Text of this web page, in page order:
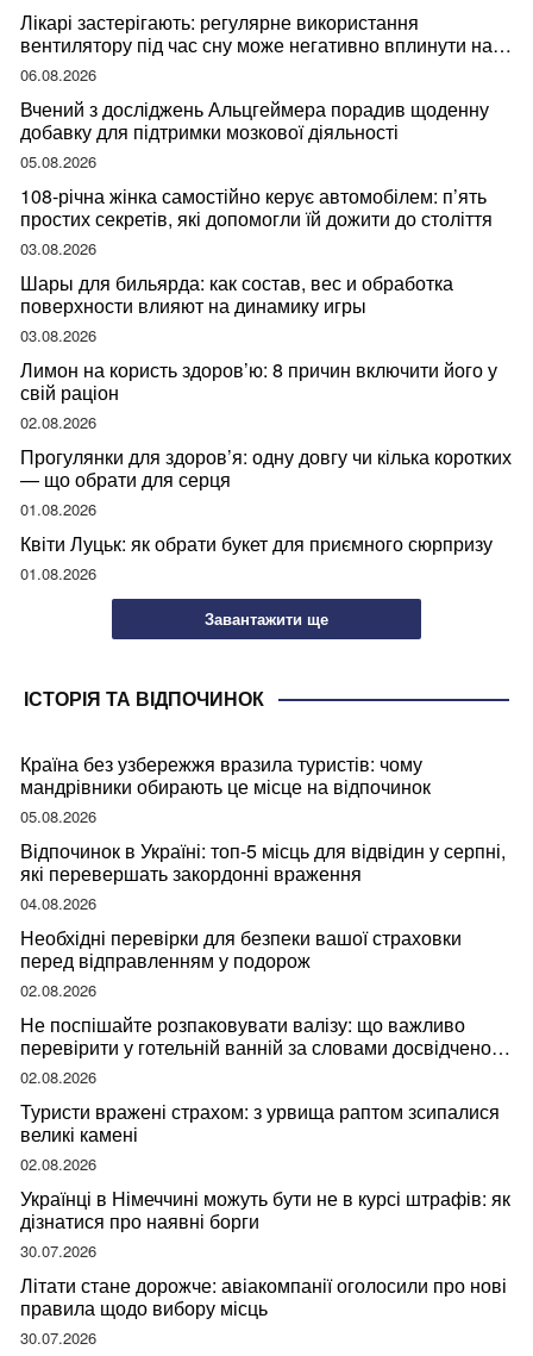
Лікарі застерігають: регулярне використання
вентилятору під час сну може негативно вплинути на
ваше здоров’я
06.08.2026
Вчений з досліджень Альцгеймера порадив щоденну
добавку для підтримки мозкової діяльності
05.08.2026
108-річна жінка самостійно керує автомобілем: п’ять
простих секретів, які допомогли їй дожити до століття
03.08.2026
Шары для бильярда: как состав, вес и обработка
поверхности влияют на динамику игры
03.08.2026
Лимон на користь здоров’ю: 8 причин включити його у
свій раціон
02.08.2026
Прогулянки для здоров’я: одну довгу чи кілька коротких
— що обрати для серця
01.08.2026
Квіти Луцьк: як обрати букет для приємного сюрпризу
01.08.2026
Завантажити ще
ІСТОРІЯ ТА ВІДПОЧИНОК
Країна без узбережжя вразила туристів: чому
мандрівники обирають це місце на відпочинок
05.08.2026
Відпочинок в Україні: топ-5 місць для відвідин у серпні,
які перевершать закордонні враження
04.08.2026
Необхідні перевірки для безпеки вашої страховки
перед відправленням у подорож
02.08.2026
Не поспішайте розпаковувати валізу: що важливо
перевірити у готельній ванній за словами досвідченої
мандрівниці
02.08.2026
Туристи вражені страхом: з урвища раптом зсипалися
великі камені
02.08.2026
Українці в Німеччині можуть бути не в курсі штрафів: як
дізнатися про наявні борги
30.07.2026
Літати стане дорожче: авіакомпанії оголосили про нові
правила щодо вибору місць
30.07.2026